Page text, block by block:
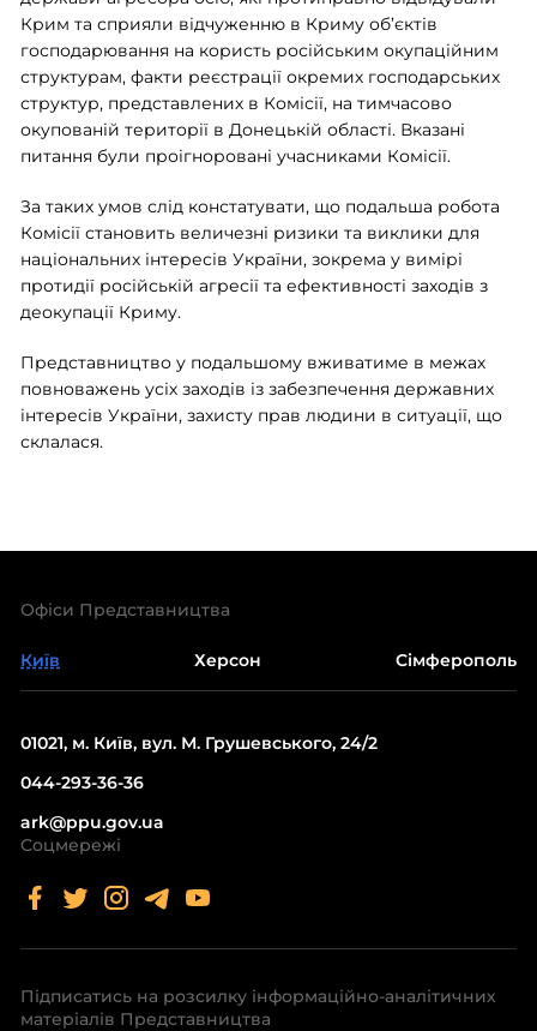
Крим та сприяли відчуженню в Криму об’єктів
господарювання на користь російським окупаційним
структурам, факти реєстрації окремих господарських
структур, представлених в Комісії, на тимчасово
окупованій території в Донецькій області. Вказані
питання були проігноровані учасниками Комісії.
За таких умов слід констатувати, що подальша робота
Комісії становить величезні ризики та виклики для
національних інтересів України, зокрема у вимірі
протидії російській агресії та ефективності заходів з
деокупації Криму.
Представництво у подальшому вживатиме в межах
повноважень усіх заходів із забезпечення державних
інтересів України, захисту прав людини в ситуації, що
склалася.
Офіси Представництва
Київ Херсон Сімферополь
01021, м. Київ, вул. М. Грушевського, 24/2
044-293-36-36
ark@ppu.gov.ua
Соцмережі
Підписатись на розсилку інформаційно-аналітичних
матеріалів Представництва